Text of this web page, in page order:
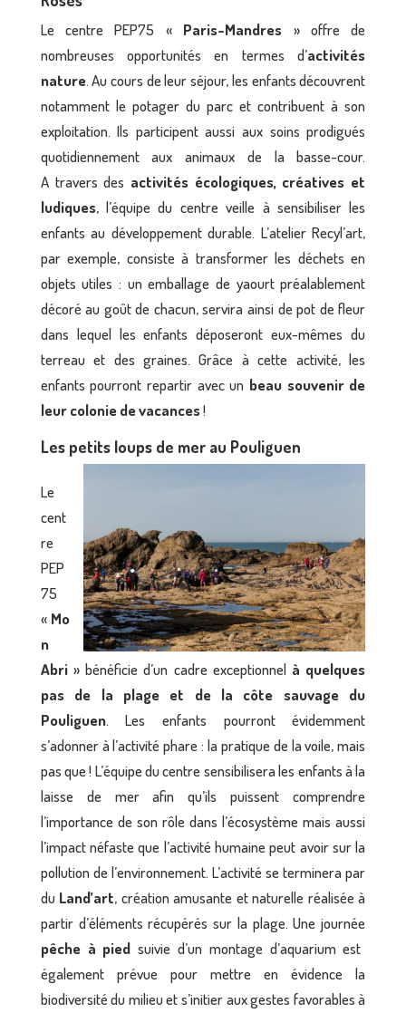
Le centre PEP75 « Paris-Mandres » offre de
nombreuses opportunités en termes d’activités
nature. Au cours de leur séjour, les enfants découvrent
notamment le potager du parc et contribuent à son
exploitation. Ils participent aussi aux soins prodigués
quotidiennement aux animaux de la basse-cour.
A travers des activités écologiques, créatives et
ludiques, l’équipe du centre veille à sensibiliser les
enfants au développement durable. L’atelier Recyl’art,
par exemple, consiste à transformer les déchets en
objets utiles : un emballage de yaourt préalablement
décoré au goût de chacun, servira ainsi de pot de fleur
dans lequel les enfants déposeront eux-mêmes du
terreau et des graines. Grâce à cette activité, les
enfants pourront repartir avec un beau souvenir de
leur colonie de vacances!
Les petits loups de mer au Pouliguen
Le
cent
re
PEP
75
« Mo
n
Abri» bénéficie d’un cadre exceptionnel à quelques
pas de la plage et de la côte sauvage du
Pouliguen. Les enfants pourront évidemment
s’adonner à l’activité phare : la pratique de la voile, mais
pas que ! L’équipe du centre sensibilisera les enfants à la
laisse de mer afin qu’ils puissent comprendre
l’importance de son rôle dans l’écosystème mais aussi
l’impact néfaste que l’activité humaine peut avoir sur la
pollution de l’environnement. L’activité se terminera par
du Land’art, création amusante et naturelle réalisée à
partir d’éléments récupérés sur la plage. Une journée
pêche à pied suivie d’un montage d’aquarium est
également prévue pour mettre en évidence la
biodiversité du milieu et s’initier aux gestes favorables à